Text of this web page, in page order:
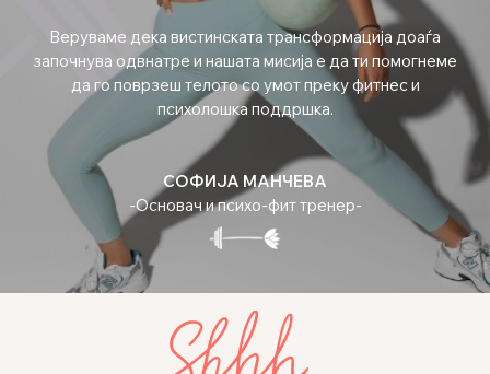
Веруваме дека вистинската трансформација доаѓа
започнува одвнатре и нашата мисија е да ти помогнеме
да го поврзеш телото со умот преку фитнес и
психолошка поддршка.
СОФИЈА МАНЧЕВА
-Основач и психо-фит тренер-